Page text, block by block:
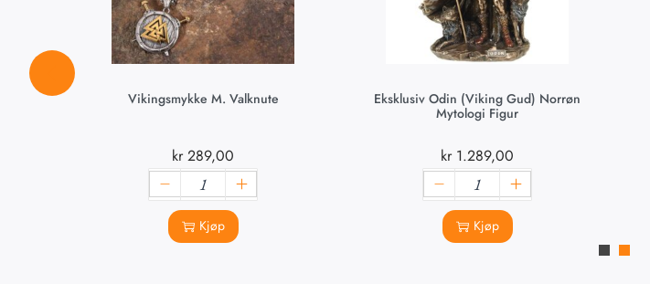
Vikingsmykke M. Valknute
kr289,00
Kjøp
Eksklusiv Odin (Viking Gud) Norrøn
Mytologi Figur
kr1.289,00
Kjøp